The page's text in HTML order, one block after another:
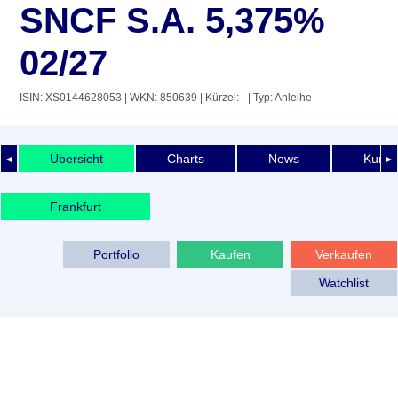
SNCF S.A. 5,375%
02/27
ISIN: XS0144628053 | WKN: 850639 | Kürzel: - | Typ: Anleihe
◄ ►
Übersicht Charts News
Frankfurt
Verkaufen
Kaufen
Portfolio
Watchlist